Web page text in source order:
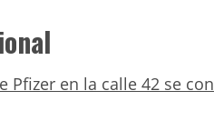
Pfizer en la calle 42 se